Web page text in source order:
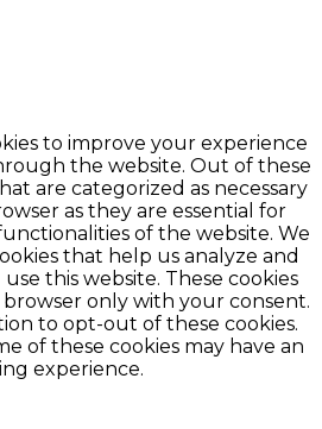
to improve your experience
the website. Out of these
are categorized as necessary
as they are essential for
of the website. We
that help us analyze and
this website. These cookies
only with your consent.
to opt-out of these cookies.
of these cookies may have an
experience.